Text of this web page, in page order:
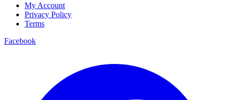
My Account
Privacy Policy
Terms
Facebook